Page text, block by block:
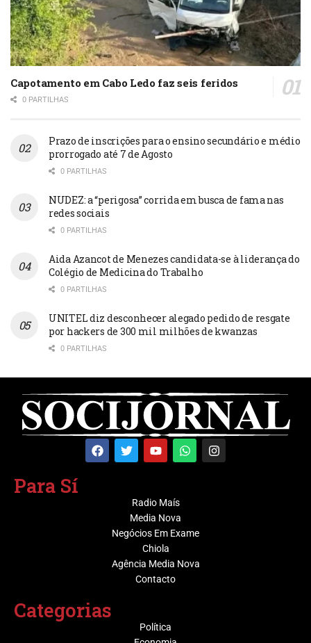
Capotamento em Cabo Ledo faz seis feridos
0 PARTILHAS
Prazo de inscrições para o ensino secundário e médio
prorrogado até 7 de Agosto
0 PARTILHAS
NUDEZ: a “perigosa” corrida em busca de fama nas
redes sociais
0 PARTILHAS
Aida Azancot de Menezes candidata-se à liderança do
Colégio de Medicina do Trabalho
0 PARTILHAS
UNITEL diz desconhecer alegado pedido de resgate
por hackers de 300 mil milhões de kwanzas
0 PARTILHAS
Para Sí
Radio Maís
Media Nova
Negócios Em Exame
Chiola
Agência Media Nova
Contacto
Categorias
Política